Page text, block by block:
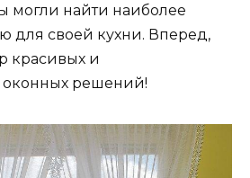
могли найти наиболее
для своей кухни. Вперед,
красивых и
решений!